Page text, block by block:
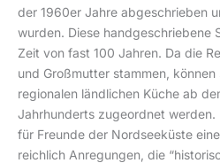
der 1960er Jahre abgeschrieben
wurden. Diese handgeschriebene
Zeit von fast 100 Jahren. Da die
und Großmutter stammen,
regionalen ländlichen Küche ab
Jahrhunderts zugeordnet werden.
für Freunde der Nordseeküste
reichlich Anregungen, die